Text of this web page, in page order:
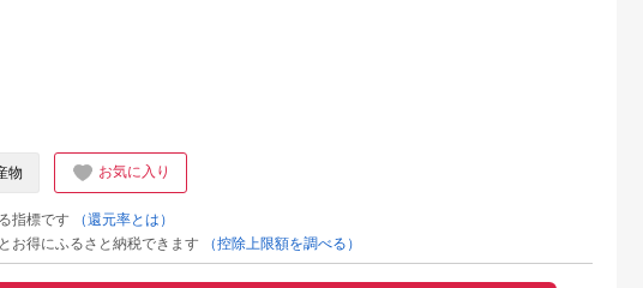
物 お気に入り
指標です
（還元率とは）
お得にふるさと納税できます
（控除上限額を調べる）